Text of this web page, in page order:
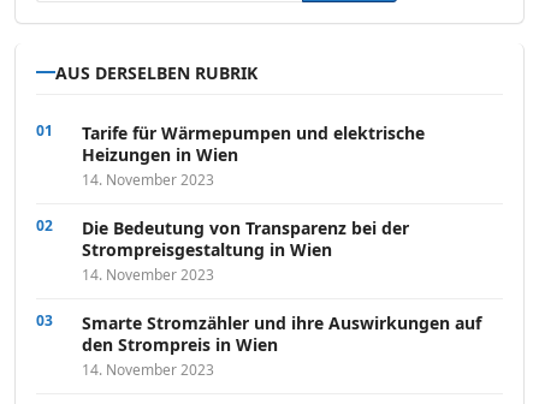
AUS DERSELBEN RUBRIK
Tarife für Wärmepumpen und elektrische
Heizungen in Wien
14. November 2023
Die Bedeutung von Transparenz bei der
Strompreisgestaltung in Wien
14. November 2023
Smarte Stromzähler und ihre Auswirkungen auf
den Strompreis in Wien
14. November 2023